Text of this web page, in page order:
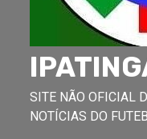
SITE NÃO OFICIAL
NOTÍCIAS DO